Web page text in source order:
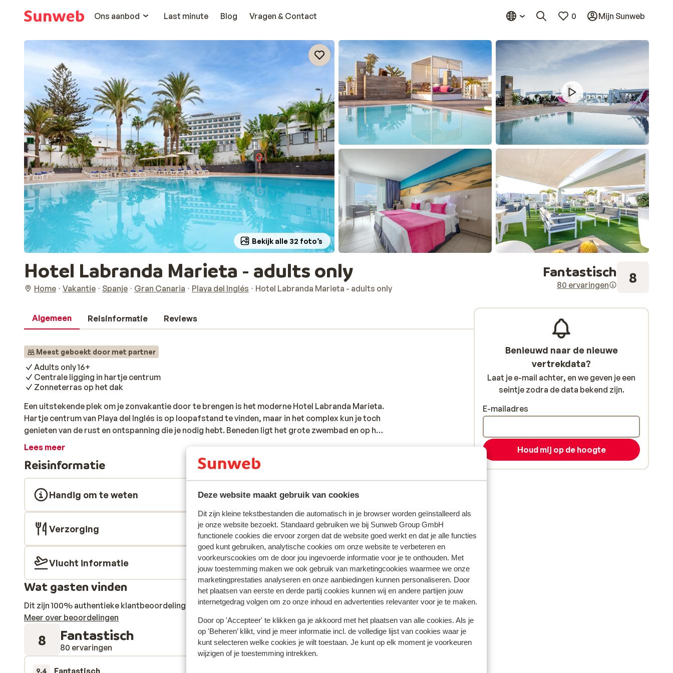
Deze website maakt gebruik van cookies
Dit zijn kleine tekstbestanden die automatisch in je browser worden geïnstalleerd als
je onze website bezoekt. Standaard gebruiken we bij Sunweb Group GmbH
functionele cookies die ervoor zorgen dat de website goed werkt en dat je alle functies
goed kunt gebruiken, analytische cookies om onze website te verbeteren en
voorkeurscookies om de door jou ingevoerde informatie voor je te onthouden. Met
jouw toestemming maken we ook gebruik van marketingcookies waarmee we onze
marketingprestaties analyseren en onze aanbiedingen kunnen personaliseren. Door
het plaatsen van eerste en derde partij cookies kunnen wij en andere partijen jouw
internetgedrag volgen om zo onze inhoud en advertenties relevanter voor je te maken.
Door op 'Accepteer' te klikken ga je akkoord met het plaatsen van alle cookies. Als je
op 'Beheren’ klikt, vind je meer informatie incl. de volledige lijst van cookies waar je
kunt selecteren welke cookies je wilt toestaan. Je kunt op elk moment je voorkeuren
wijzigen of je toestemming intrekken.
Ons aanbod
Last minute Blog Vragen & Contact 0 Mijn Sunweb
Bekijk alle 32 foto’s
Hotel Labranda Marieta - adults only
Home Vakantie Spanje Gran Canaria Playa del Inglés Hotel Labranda Marieta - adults only
Fantastisch
80 ervaringen 8
Algemeen Reisinformatie Reviews
Meest geboekt door met partner
Adults only 16+
Centrale ligging in hartje centrum
Zonneterras op het dak
Een uitstekende plek om je zonvakantie door te brengen is het moderne Hotel Labranda Marieta.
Hartje centrum van Playa del Inglés is op loopafstand te vinden, maar in het complex kun je toch
genieten van de rust en ontspanning die je nodig hebt. Beneden ligt het grote zwembad en op het
dak van het complex is er een zeer groot zonneterras met een schitterende uitzicht én een
gasten, die hier graag aanschuiven rondom de stijlvolle bar.
Lees meer
Reisinformatie
Handig om te weten
Verzorging
Vlucht informatie
Wat gasten vinden
Dit zijn 100% authentieke klantbeoordelingen die hun ervaring met ons product eerlijk weergeven.
Meer over beoordelingen
8 Fantastisch
80 ervaringen Meest geboekt door met partner
9.4 Fantastisch
20 mrt. 2026
Fantastisch
24 feb. 2026
Benieuwd naar de nieuwe
vertrekdata?
Laat je e-mail achter, en we geven je een
seintje zodra de data bekend zijn.
E-mailadres
Houd mij op de hoogte